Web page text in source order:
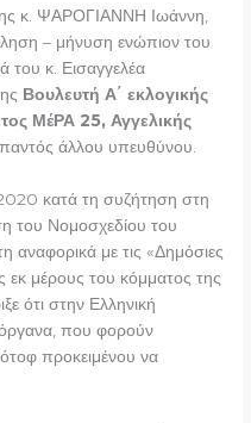
κ. ΨΑΡΟΓΙΑΝΝΗ Ιωάννη,
– μήνυση ενώπιον του
του κ. Εισαγγελέα
Βουλευτή Α΄ εκλογικής
ΜέΡΑ 25, Αγγελικής
άλλου υπευθύνου.
κατά τη συζήτηση στη
του Νομοσχεδίου του
αναφορικά με τις «Δημόσιες
εκ μέρους του κόμματος της
ότι στην Ελληνική
που φορούν
προκειμένου να